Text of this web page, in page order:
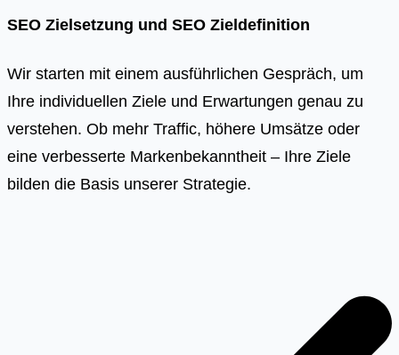
SEO Zielsetzung und SEO Zieldefinition
Wir starten mit einem ausführlichen Gespräch, um
Ihre individuellen Ziele und Erwartungen genau zu
verstehen. Ob mehr Traffic, höhere Umsätze oder
eine verbesserte Markenbekanntheit – Ihre Ziele
bilden die Basis unserer Strategie.